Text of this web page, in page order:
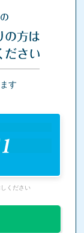
方は
さい
す
ください